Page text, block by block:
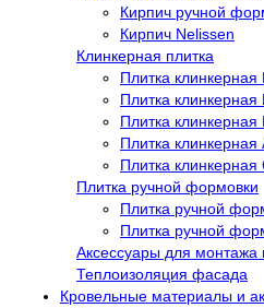
Кирпич ручной
Кирпич Nelissen
Клинкерная плитка
Плитка клинкерная
Плитка клинкерная
Плитка клинкерная
Плитка клинкерная
Плитка
Плитка ручной формовки
Плитка ручной
Плитка ручной
Аксессуары для монтажа
Теплоизоляция фасада
Кровельные материалы и